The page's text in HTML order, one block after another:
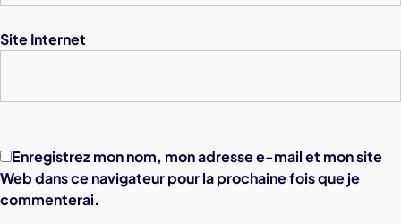
Site Internet
Enregistrez mon nom, mon adresse e-mail et mon site
Web dans ce navigateur pour la prochaine fois que je
commenterai.